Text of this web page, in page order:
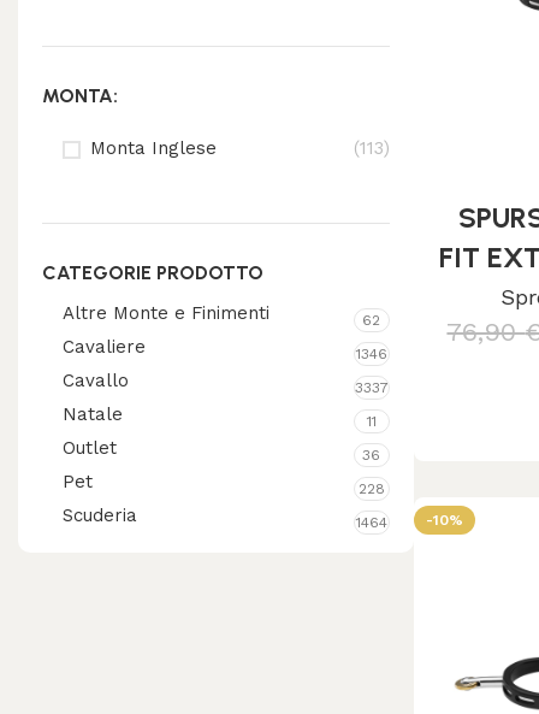
MONTA:
Monta Inglese (113)
CATEGORIE PRODOTTO
Altre Monte e Finimenti 62
Cavaliere 1346
Cavallo 3337
Natale 11
Outlet 36
Pet 228
Scuderia 1464
FIT
76,90
-10%